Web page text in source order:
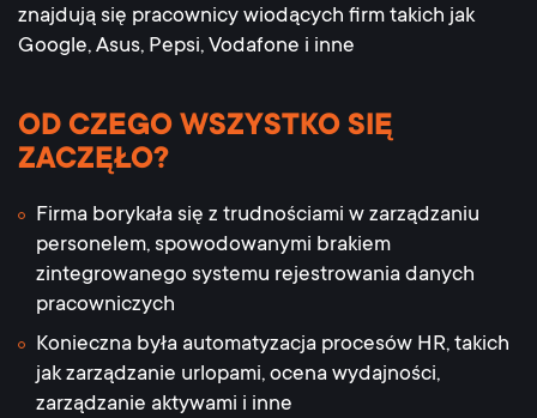
znajdują się pracownicy wiodących firm takich jak
Google, Asus, Pepsi, Vodafone i inne
OD CZEGO WSZYSTKO SIĘ
ZACZĘŁO?
Firma borykała się z trudnościami w zarządzaniu
personelem, spowodowanymi brakiem
zintegrowanego systemu rejestrowania danych
pracowniczych
Konieczna była automatyzacja procesów HR, takich
jak zarządzanie urlopami, ocena wydajności,
zarządzanie aktywami i inne